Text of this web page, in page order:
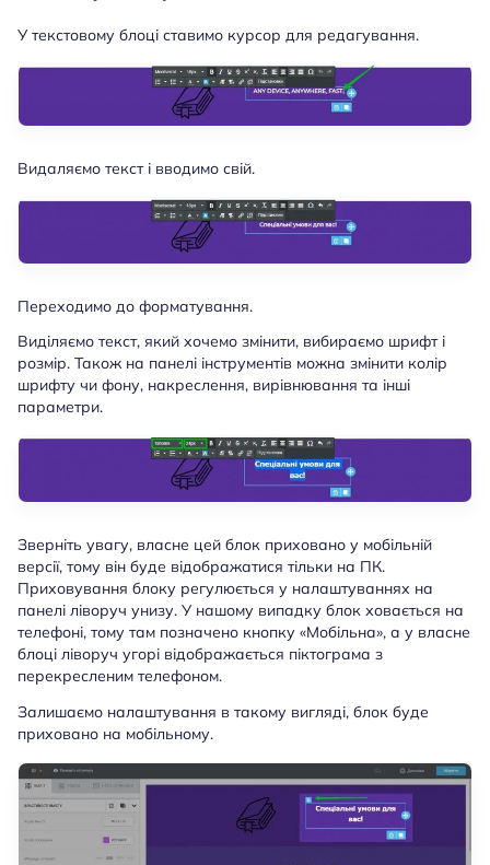
У текстовому блоці ставимо курсор для редагування.
Видаляємо текст і вводимо свій.
Переходимо до форматування.
Виділяємо текст, який хочемо змінити, вибираємо шрифт і
розмір. Також на панелі інструментів можна змінити колір
шрифту чи фону, накреслення, вирівнювання та інші
параметри.
Зверніть увагу, власне цей блок приховано у мобільній
версії, тому він буде відображатися тільки на ПК.
Приховування блоку регулюється у налаштуваннях на
панелі ліворуч унизу. У нашому випадку блок ховається на
телефоні, тому там позначено кнопку «Мобільна», а у власне
блоці ліворуч угорі відображається піктограма з
перекресленим телефоном.
Залишаємо налаштування в такому вигляді, блок буде
приховано на мобільному.